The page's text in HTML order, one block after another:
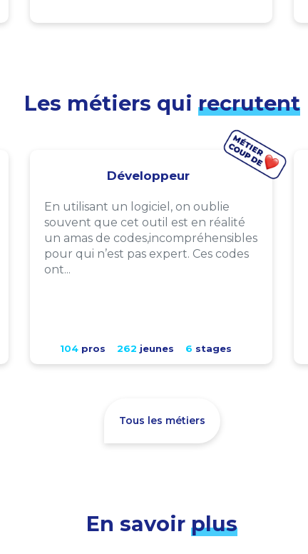
Les métiers qui recrutent
Développeur
En utilisant un logiciel, on oublie
souvent que cet outil est en réalité
un amas de codes,incompréhensibles
pour qui n’est pas expert. Ces codes
ont...
104pros 262 jeunes 6 stages
Tous les métiers
En savoir plus